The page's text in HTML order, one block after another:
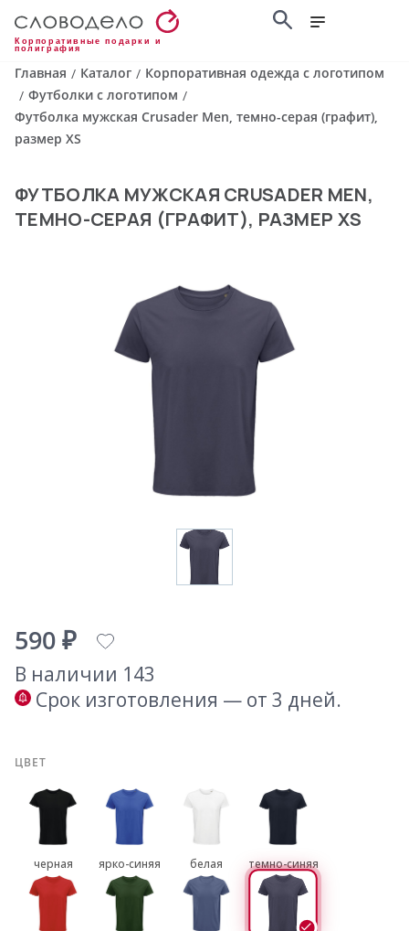
Корпоративные подарки и
полиграфия
Главная / Каталог / Корпоративная одежда с логотипом
/ Футболки с логотипом /
Футболка мужская Crusader Men, темно-серая (графит),
размер XS
ФУТБОЛКА МУЖСКАЯ CRUSADER MEN,
ТЕМНО-СЕРАЯ (ГРАФИТ), РАЗМЕР XS
590 ₽
В наличии 143
Срок изготовления — от 3 дней.
ЦВЕТ
черная ярко-синяя белая темно-синяя